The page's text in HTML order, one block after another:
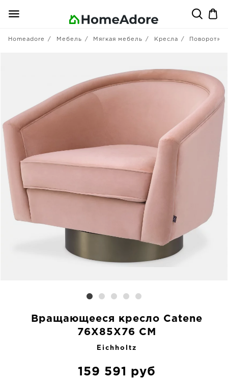
Homeadore Мебель Мягкая мебель Кресла
Вращающееся кресло Catene
76X85X76 CM
Eichholtz
159 591 руб